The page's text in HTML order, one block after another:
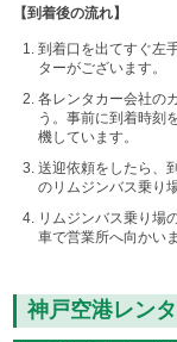
【到着後の流れ】
到着口を出てすぐ左
ターがございます。
各レンタカー会社の
う。事前に到着時刻
機しています。
送迎依頼をしたら、
のリムジンバス乗り
リムジンバス乗り場
車で営業所へ向かい
神戸空港レン